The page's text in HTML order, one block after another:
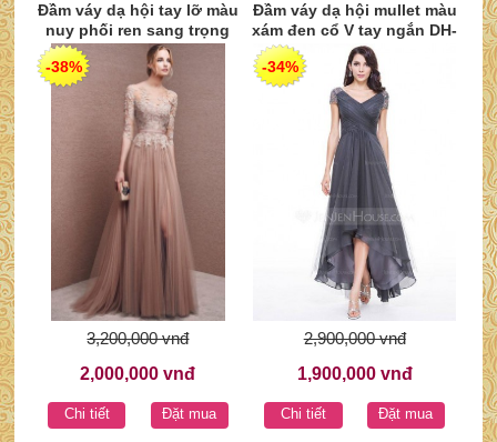
Đầm váy dạ hội tay lỡ màu
nuy phối ren sang trọng
DH-050
-38%
3,200,000 vnđ
2,000,000 vnđ
Chi tiết Đặt mua
Đầm váy dạ hội mullet màu
xám đen cổ V tay ngắn DH-
049
-34%
2,900,000 vnđ
1,900,000 vnđ
Chi tiết Đặt mua